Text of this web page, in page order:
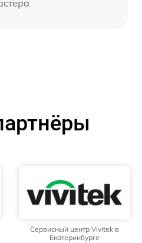
Сервисный центр Vivitek в
Екатеринбурге